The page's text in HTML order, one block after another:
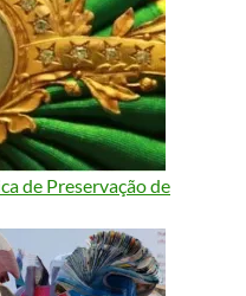
de Preservação de